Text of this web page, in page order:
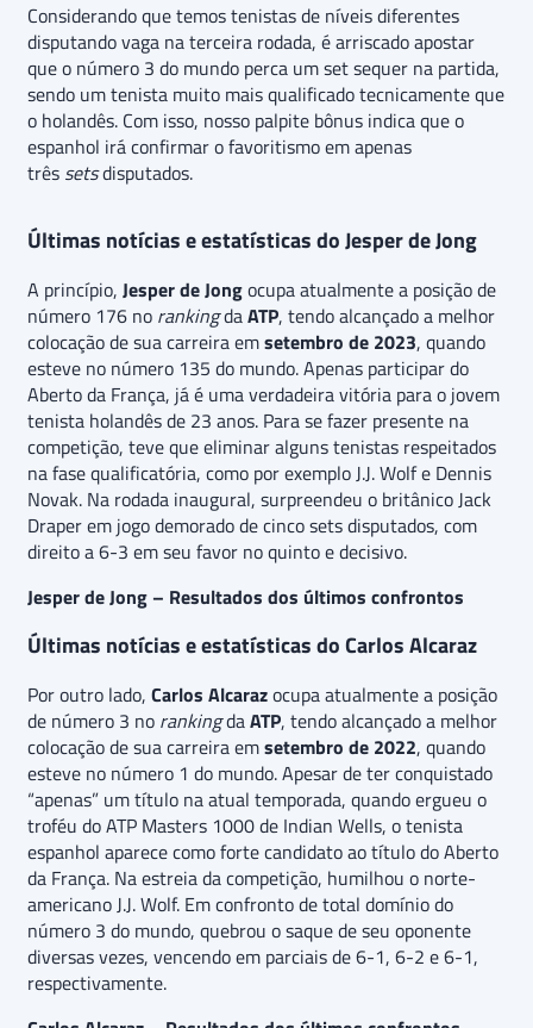
Considerando que temos tenistas de níveis diferentes
disputando vaga na terceira rodada, é arriscado apostar
que o número 3 do mundo perca um set sequer na partida,
sendo um tenista muito mais qualificado tecnicamente que
o holandês. Com isso, nosso palpite bônus indica que o
espanhol irá confirmar o favoritismo em apenas
três setsdisputados.
Últimas notícias e estatísticas do Jesper de Jong
A princípio, Jesper de Jongocupa atualmente a posição de
número 176 no rankingdaATP, tendo alcançado a melhor
colocação de sua carreira emsetembro de 2023, quando
esteve no número 135 do mundo. Apenas participar do
Aberto da França, já é uma verdadeira vitória para o jovem
tenista holandês de 23 anos. Para se fazer presente na
competição, teve que eliminar alguns tenistas respeitados
na fase qualificatória, como por exemplo J.J. Wolf e Dennis
Novak. Na rodada inaugural, surpreendeu o britânico Jack
Draper em jogo demorado de cinco sets disputados, com
direito a 6-3 em seu favor no quinto e decisivo.
Jesper de Jong – Resultados dos últimos confrontos
Últimas notícias e estatísticas do Carlos Alcaraz
Por outro lado, Carlos Alcarazocupa atualmente a posição
de número 3 no rankingdaATP, tendo alcançado a melhor
colocação de sua carreira emsetembro de 2022, quando
esteve no número 1 do mundo. Apesar de ter conquistado
“apenas” um título na atual temporada, quando ergueu o
troféu do ATP Masters 1000 de Indian Wells, o tenista
espanhol aparece como forte candidato ao título do Aberto
da França. Na estreia da competição, humilhou o norte-
americano J.J. Wolf. Em confronto de total domínio do
número 3 do mundo, quebrou o saque de seu oponente
diversas vezes, vencendo em parciais de 6-1, 6-2 e 6-1,
respectivamente.